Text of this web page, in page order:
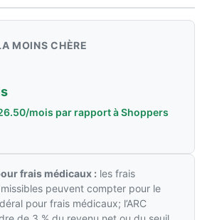
MOINS CHÈRE
mois par rapport à Shoppers
frais médicaux : les frais
peuvent compter pour le
pour frais médicaux; l’ARC